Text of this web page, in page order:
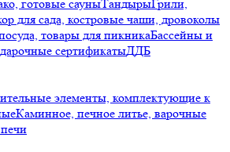
готовые сауныТандырыГрили,
для сада, костровые чаши, дровоколы
товары для пикникаБассейны и
сертификатыДДБ
элементы, комплектующие к
Каминное, печное литье, варочные